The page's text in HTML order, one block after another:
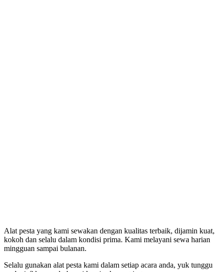
Alat pesta yang kami sewakan dengan kualitas terbaik, dijamin kuat,
kokoh dan selalu dalam kondisi prima. Kami melayani sewa harian
mingguan sampai bulanan.
Selalu gunakan alat pesta kami dalam setiap acara anda, yuk tunggu